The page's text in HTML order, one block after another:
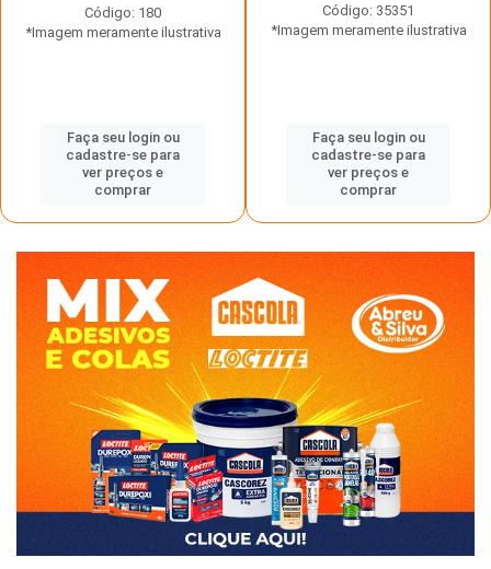
Código: 180
*Imagem meramente ilustrativa
Faça seu login ou
cadastre-se para
ver preços e
comprar
Código: 35351
*Imagem meramente ilustrativa
Faça seu login ou
cadastre-se para
ver preços e
comprar